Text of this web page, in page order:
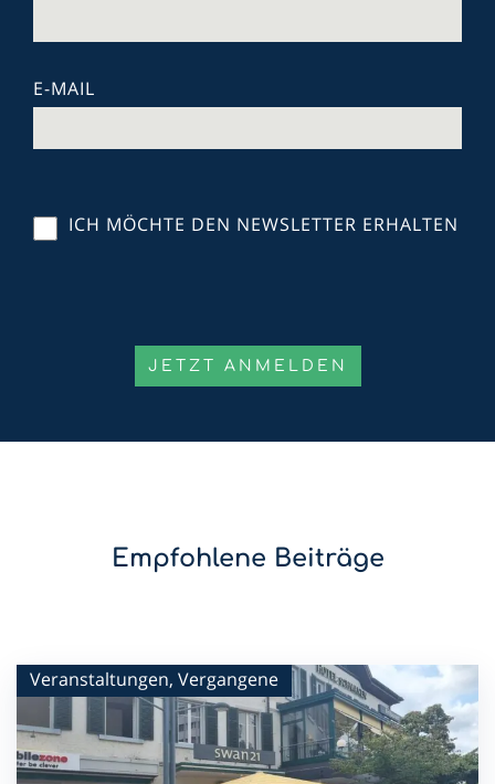
E-MAIL
ICH MÖCHTE DEN NEWSLETTER ERHALTEN
Empfohlene Beiträge
Veranstaltungen, Vergangene